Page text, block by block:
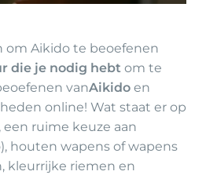
om Aikido te beoefenen
die je nodig hebt om te
vanAikido en
online! Wat staat er op
, een ruime keuze aan
houten wapens of wapens
kleurrijke riemen en